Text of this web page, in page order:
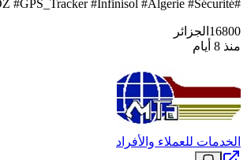
#MotoDZ #GPS_Tracker #Infinisol #Algerie #Sécurité
16800 الجزائر
منذ 8 أيام
الخدمات للعملاء والأفراد